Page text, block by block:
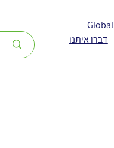
Global
דברו איתנו